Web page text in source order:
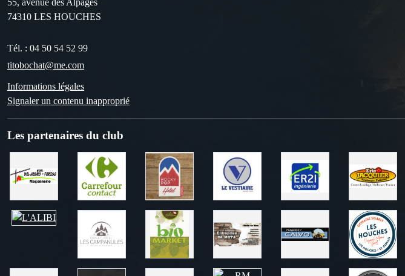
74310 LES HOUCHES
Tél. : 04 50 54 52 99
titobochat@me.com
Informations légales
Signaler un contenu inapproprié
Les partenaires du club